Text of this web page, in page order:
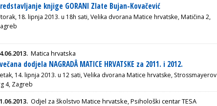
knjige GORANI Zlate Bujan-Kovačević
18. lipnja 2013. u 18h sati, Velika dvorana Matice hrvatske, Matičina 2,
Matica hrvatska
dodjela NAGRADÂ MATICE HRVATSKE za 2011. i 2012.
14. lipnja 2013. u 12 sati, Velika dvorana Matice hrvatske, Strossmayerov
4, Zagreb
Odjel za školstvo Matice hrvatske, Psihološki centar TESA